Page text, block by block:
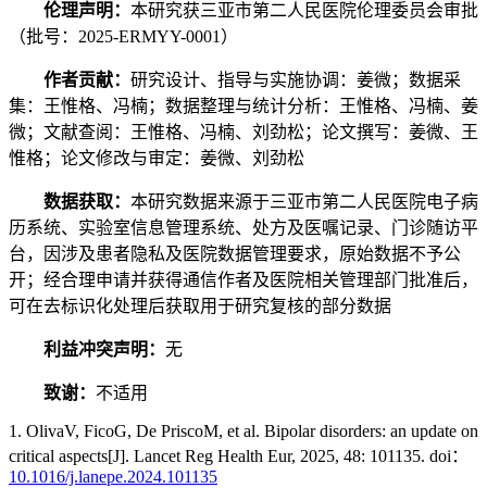
伦理声明： 本研究获三亚市第二人民医院伦理委员会审批
（批号：2025-ERMYY-0001）
作者贡献： 研究设计、指导与实施协调：姜微；数据采
集：王惟格、冯楠；数据整理与统计分析：王惟格、冯楠、姜
微；文献查阅：王惟格、冯楠、刘劲松；论文撰写：姜微、王
惟格；论文修改与审定：姜微、刘劲松
数据获取： 本研究数据来源于三亚市第二人民医院电子病
历系统、实验室信息管理系统、处方及医嘱记录、门诊随访平
台，因涉及患者隐私及医院数据管理要求，原始数据不予公
开；经合理申请并获得通信作者及医院相关管理部门批准后，
可在去标识化处理后获取用于研究复核的部分数据
利益冲突声明： 无
致谢： 不适用
1. OlivaV, FicoG, De PriscoM, et al. Bipolar disorders: an update on
critical aspects[J]. Lancet Reg Health Eur, 2025, 48: 101135. doi：
10.1016/j.lanepe.2024.101135